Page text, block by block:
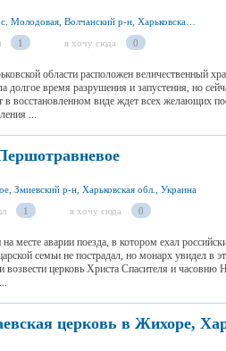
1 я хочу сюда 0
области расположен величественный
долгое время разрушения и запустения, но
в восстановленном виде ждет всех желающих
...
Змиевский р-н, Харьковская обл., Украина
1 я хочу сюда 0
месте аварии поезда, в котором ехал
семьи не пострадал, но монарх увидел в
возвести церковь Христа Спасителя и часовню
церковь в Жихоре,